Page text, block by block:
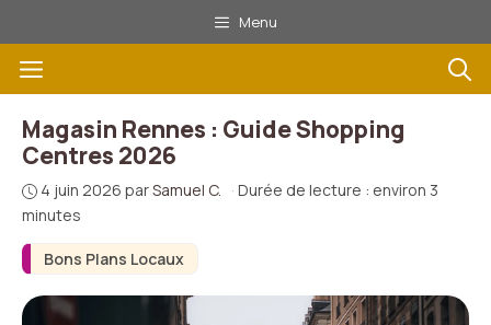
au
contenu
Menu
Menu
Bons Plans Locaux
Magasin Rennes : Guide Shopping
Centres 2026
4 juin 2026 parSamuel C. · Durée de lecture : environ 3
minutes